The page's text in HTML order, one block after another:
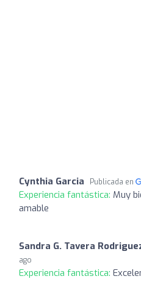
Cynthia Garcia Publicada en
Experiencia fantástica: Muy
amable
Sandra G. Tavera
ago
Experiencia fantástica: